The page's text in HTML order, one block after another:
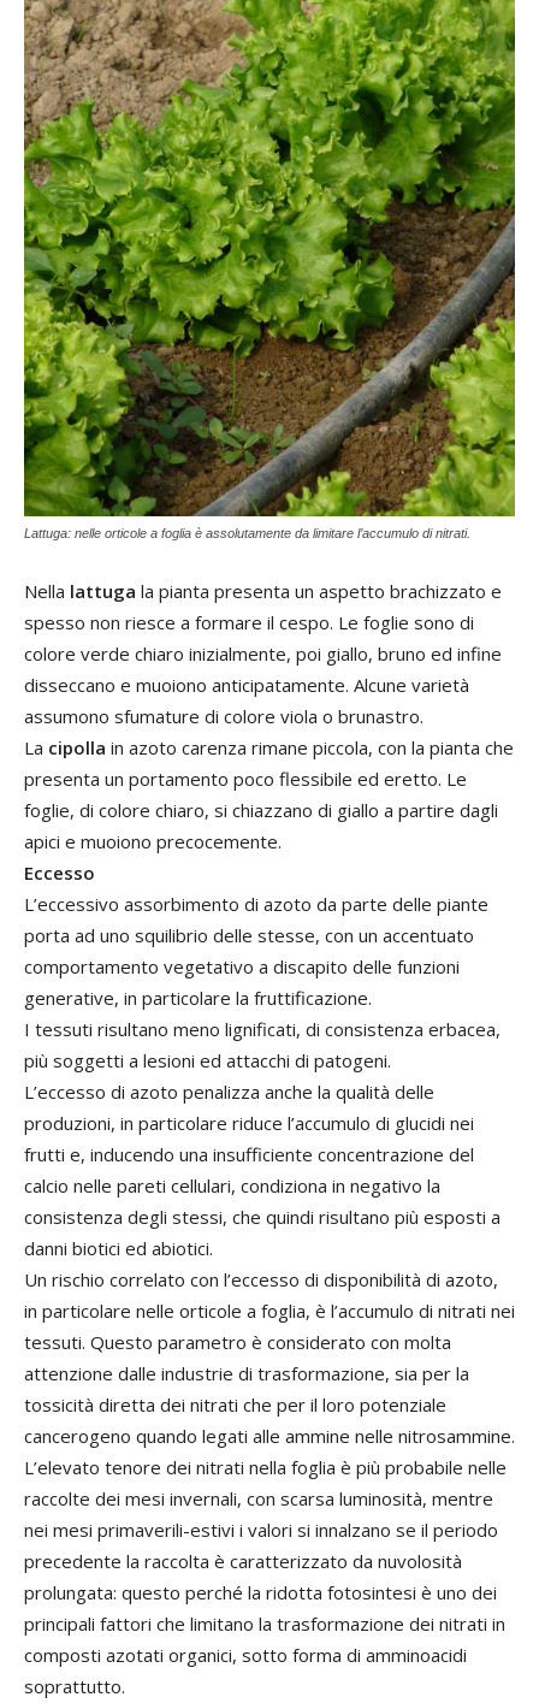
Lattuga: nelle orticole a foglia è assolutamente da limitare l’accumulo di nitrati.
Nella lattuga la pianta presenta un aspetto brachizzato e
spesso non riesce a formare il cespo. Le foglie sono di
colore verde chiaro inizialmente, poi giallo, bruno ed infine
disseccano e muoiono anticipatamente. Alcune varietà
assumono sfumature di colore viola o brunastro.
La cipolla in azoto carenza rimane piccola, con la pianta che
presenta un portamento poco flessibile ed eretto. Le
foglie, di colore chiaro, si chiazzano di giallo a partire dagli
apici e muoiono precocemente.
Eccesso
L’eccessivo assorbimento di azoto da parte delle piante
porta ad uno squilibrio delle stesse, con un accentuato
comportamento vegetativo a discapito delle funzioni
generative, in particolare la fruttificazione.
I tessuti risultano meno lignificati, di consistenza erbacea,
più soggetti a lesioni ed attacchi di patogeni.
L’eccesso di azoto penalizza anche la qualità delle
produzioni, in particolare riduce l’accumulo di glucidi nei
frutti e, inducendo una insufficiente concentrazione del
calcio nelle pareti cellulari, condiziona in negativo la
consistenza degli stessi, che quindi risultano più esposti a
danni biotici ed abiotici.
Un rischio correlato con l’eccesso di disponibilità di azoto,
in particolare nelle orticole a foglia, è l’accumulo di nitrati nei
tessuti. Questo parametro è considerato con molta
attenzione dalle industrie di trasformazione, sia per la
tossicità diretta dei nitrati che per il loro potenziale
cancerogeno quando legati alle ammine nelle nitrosammine.
L’elevato tenore dei nitrati nella foglia è più probabile nelle
raccolte dei mesi invernali, con scarsa luminosità, mentre
nei mesi primaverili-estivi i valori si innalzano se il periodo
precedente la raccolta è caratterizzato da nuvolosità
prolungata: questo perché la ridotta fotosintesi è uno dei
principali fattori che limitano la trasformazione dei nitrati in
composti azotati organici, sotto forma di amminoacidi
soprattutto.